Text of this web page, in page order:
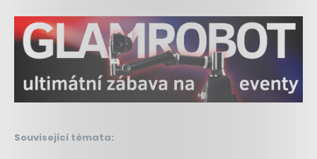
Související témata: